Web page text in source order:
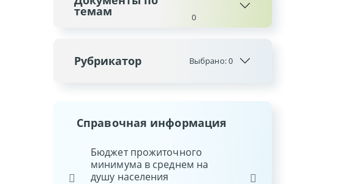
темам 0
Рубрикатор Выбрано:0
Справочная информация
Бюджет прожиточного
минимума в среднем на
душу населения
Республики Беларусь